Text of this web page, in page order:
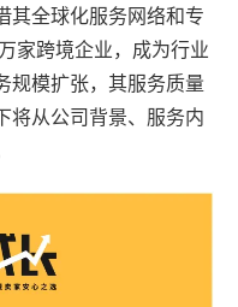
其全球化服务网络和专
家跨境企业，成为行业
规模扩张，其服务质量
将从公司背景、服务内